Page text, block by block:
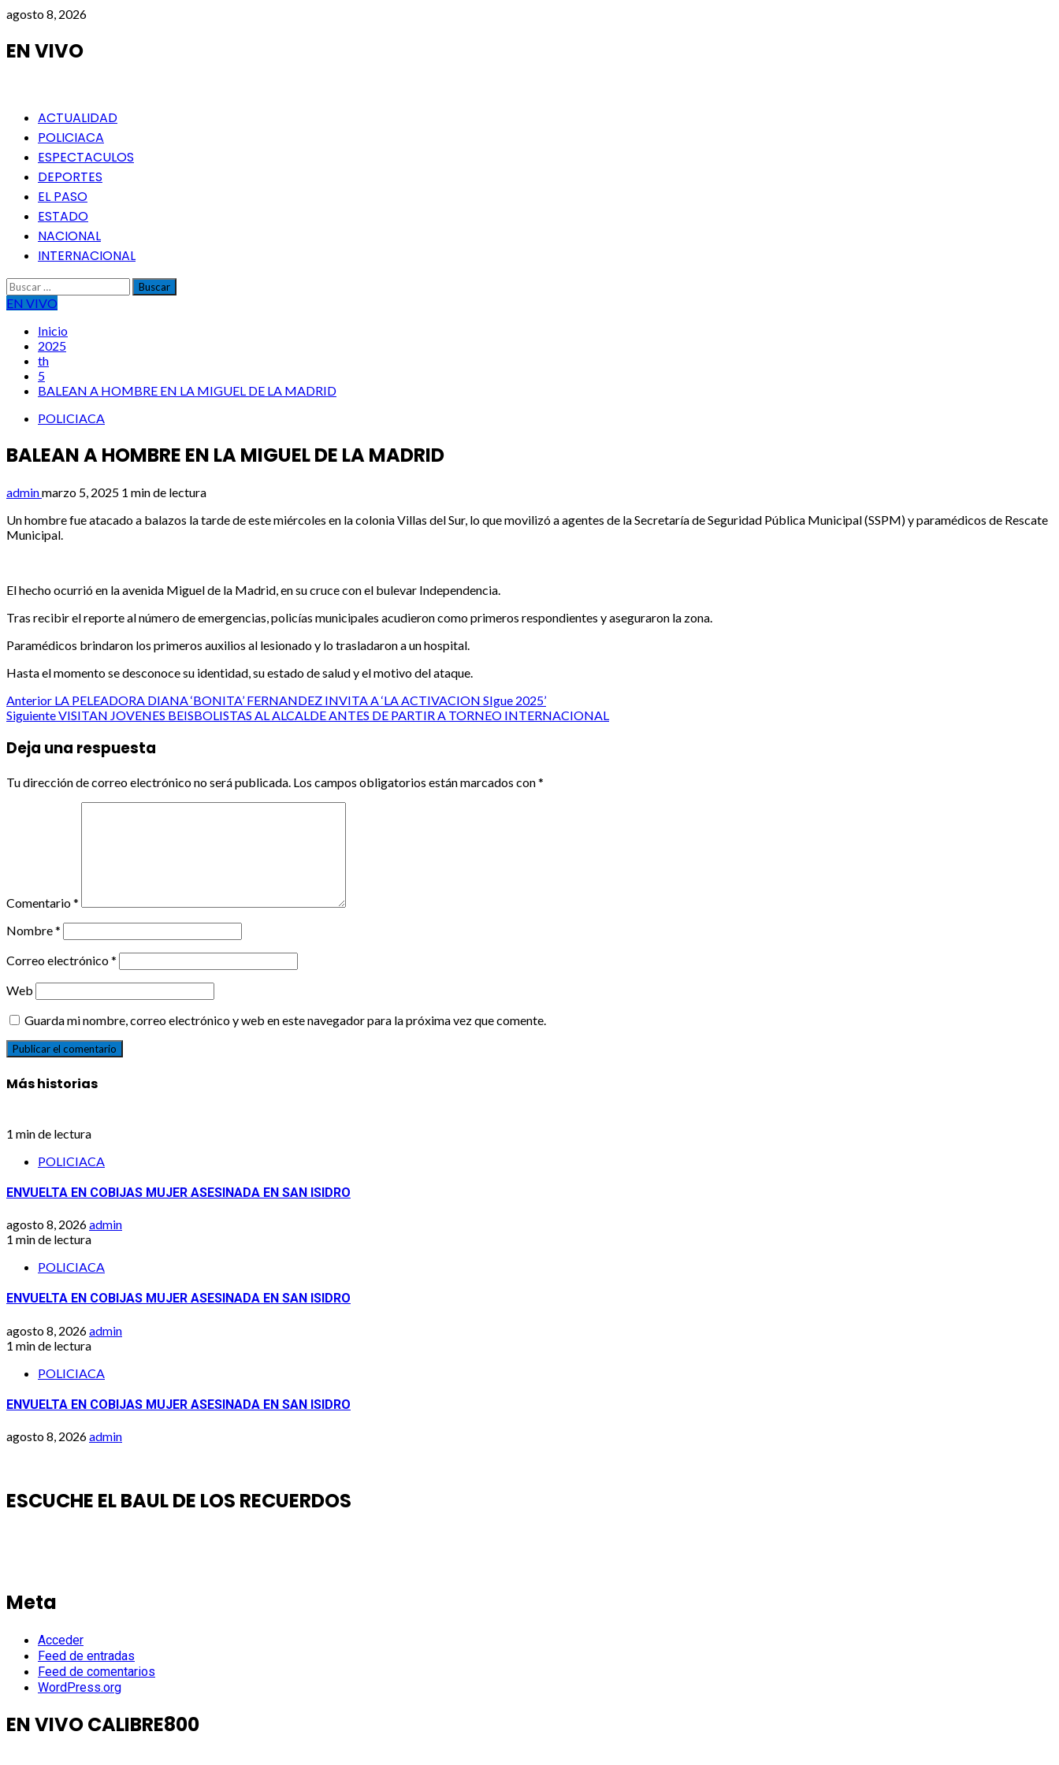
Saltar
contenido
agosto 8, 2026
EN VIVO
Menú
principal
ACTUALIDAD
POLICIACA
ESPECTACULOS
DEPORTES
EL PASO
ESTADO
NACIONAL
INTERNACIONAL
Buscar:
EN VIVO
Inicio
2025
th
5
BALEAN A HOMBRE EN LA MIGUEL DE LA MADRID
POLICIACA
BALEAN A HOMBRE EN LA MIGUEL DE LA MADRID
adminmarzo 5, 2025 1 min de lectura
Un hombre fue atacado a balazos la tarde de este miércoles en la colonia Villas del Sur, lo que movilizó a agentes de la Secretaría de Seguridad Pública Municipal (SSPM) y paramédicos de Rescate
Municipal.
El hecho ocurrió en la avenida Miguel de la Madrid, en su cruce con el bulevar Independencia.
Tras recibir el reporte al número de emergencias, policías municipales acudieron como primeros respondientes y aseguraron la zona.
Paramédicos brindaron los primeros auxilios al lesionado y lo trasladaron a un hospital.
Hasta el momento se desconoce su identidad, su estado de salud y el motivo del ataque.
Post
Anterior LA PELEADORA DIANA ‘BONITA’ FERNANDEZ INVITA A ‘LA ACTIVACION SIgue 2025’
SiguienteVISITAN JOVENES BEISBOLISTAS AL ALCALDE ANTES DE PARTIR A TORNEO INTERNACIONAL
Deja una respuesta
Tu dirección de correo electrónico no será publicada. Los campos obligatorios están marcados con*
Comentario*
Nombre*
Correo electrónico*
Web
Guarda mi nombre, correo electrónico y web en este navegador para la próxima vez que comente.
Más historias
1 min de lectura
POLICIACA
ENVUELTA EN COBIJAS MUJER ASESINADA EN SAN ISIDRO
agosto 8, 2026admin
1 min de lectura
POLICIACA
ENVUELTA EN COBIJAS MUJER ASESINADA EN SAN ISIDRO
agosto 8, 2026admin
1 min de lectura
POLICIACA
ENVUELTA EN COBIJAS MUJER ASESINADA EN SAN ISIDRO
agosto 8, 2026admin
ESCUCHE EL BAUL DE LOS RECUERDOS
Meta
Acceder
Feed de entradas
Feed de comentarios
WordPress.org
EN VIVO CALIBRE800